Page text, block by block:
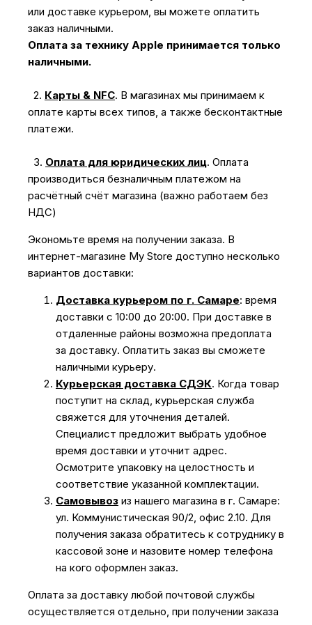
или доставке курьером, вы можете оплатить
заказ наличными.
Оплата за технику Apple принимается только
наличными.
2. Карты & NFC. В магазинах мы принимаем к
оплате карты всех типов, а также бесконтактные
платежи.
3. Оплата для юридических лиц. Оплата
производиться безналичным платежом на
расчётный счёт магазина (важно работаем без
НДС)
Экономьте время на получении заказа. В
интернет-магазине My Store доступно несколько
вариантов доставки:
Доставка курьером по г. Самаре: время
доставки с 10:00 до 20:00. При доставке в
отдаленные районы возможна предоплата
за доставку. Оплатить заказ вы сможете
наличными курьеру.
Курьерская доставка СДЭК. Когда товар
поступит на склад, курьерская служба
свяжется для уточнения деталей.
Специалист предложит выбрать удобное
время доставки и уточнит адрес.
Осмотрите упаковку на целостность и
соответствие указанной комплектации.
Самовывоз из нашего магазина в г. Самаре:
ул. Коммунистическая 90/2, офис 2.10. Для
получения заказа обратитесь к сотруднику в
кассовой зоне и назовите номер телефона
на кого оформлен заказ.
Оплата за доставку любой почтовой службы
осуществляется отдельно, при получении заказа